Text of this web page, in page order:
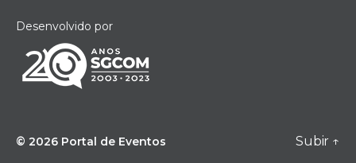
Desenvolvido por
© 2026 Portal de Eventos Subir ↑